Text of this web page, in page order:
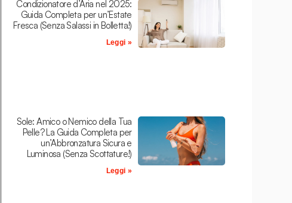
Condizionatore d’Aria nel 2025:
Guida Completa per un’Estate
Fresca (Senza Salassi in Bolletta!)
Leggi »
Sole: Amico o Nemico della Tua
Pelle? La Guida Completa per
un’Abbronzatura Sicura e
Luminosa (Senza Scottature!)
Leggi »